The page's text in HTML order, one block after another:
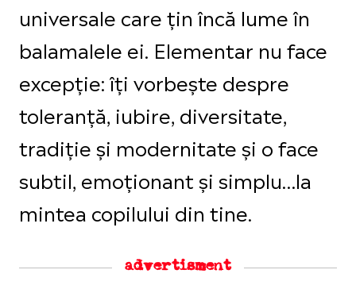
universale care țin încă lume în
balamalele ei. Elementar nu face
excepție: îți vorbește despre
toleranță, iubire, diversitate,
tradiție și modernitate și o face
subtil, emoționant și simplu…la
mintea copilului din tine.
advertisment